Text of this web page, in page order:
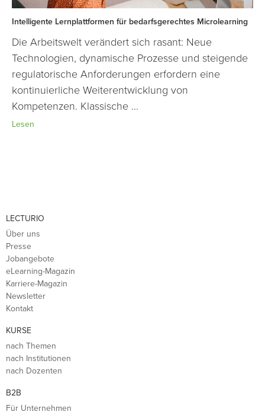
Intelligente Lernplattformen für bedarfsgerechtes Microlearning
Die Arbeitswelt verändert sich rasant: Neue
Technologien, dynamische Prozesse und steigende
regulatorische Anforderungen erfordern eine
kontinuierliche Weiterentwicklung von
Kompetenzen. Klassische ...
Lesen
LECTURIO
Über uns
Presse
Jobangebote
eLearning-Magazin
Karriere-Magazin
Newsletter
Kontakt
KURSE
nach Themen
nach Institutionen
nach Dozenten
B2B
Für Unternehmen